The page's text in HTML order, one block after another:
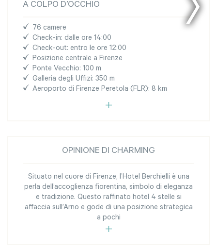
A COLPO D’OCCHIO
76 camere
Check-in: dalle ore 14:00
Check-out: entro le ore 12:00
Posizione centrale a Firenze
Ponte Vecchio: 100 m
Galleria degli Uffizi: 350 m
Aeroporto di Firenze Peretola (FLR): 8 km
OPINIONE DI CHARMING
Situato nel cuore di Firenze, l’Hotel Berchielli è una
perla dell’accoglienza fiorentina, simbolo di eleganza
e tradizione. Questo raffinato hotel 4 stelle si
affaccia sull’Arno e gode di una posizione strategica
a pochi